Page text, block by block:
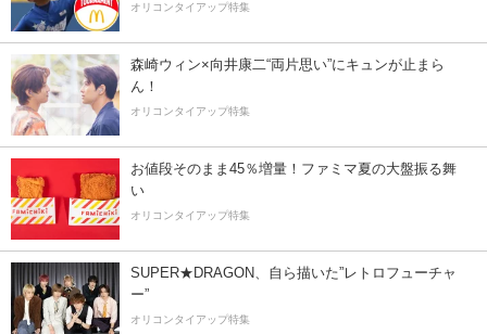
オリコンタイアップ特集
森崎ウィン×向井康二“両片思い”にキュンが止まら
ん！
オリコンタイアップ特集
お値段そのまま45％増量！ファミマ夏の大盤振る舞
い
オリコンタイアップ特集
SUPER★DRAGON、自ら描いた”レトロフューチャ
ー”
オリコンタイアップ特集